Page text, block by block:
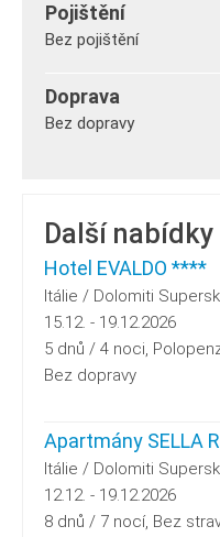
Pojištění
Bez pojištění
Doprava
Bez dopravy
Další nabídky
Hotel EVALDO ****
Itálie / Dolomiti
15.12. - 19.12.2026
5 dnů / 4 noci,
Bez dopravy
Apartmány SELLA
Itálie / Dolomiti
12.12. - 19.12.2026
8 dnů / 7 nocí, Bez